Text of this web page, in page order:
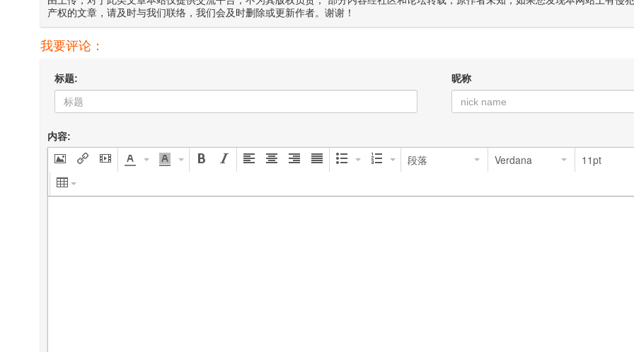
产权的文章，请及时与我们联络，我们会及时删除或更新作者。谢谢！
我要评论：
标题: 昵称
内容:
段落 Verdana 11pt